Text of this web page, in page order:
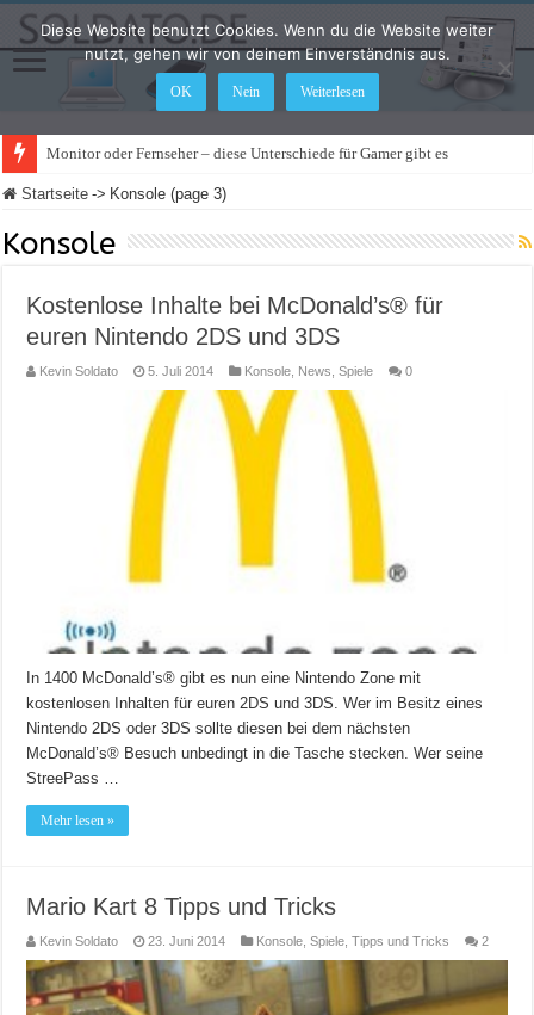
Monitor oder Fernseher – diese Unterschiede für Gamer gibt es
Startseite -> Konsole (page 3)
Konsole
Kostenlose Inhalte bei McDonald’s® für
euren Nintendo 2DS und 3DS
Kevin Soldato 5. Juli 2014 Konsole News ,Spiele 0
In 1400 McDonald’s® gibt es nun eine Nintendo Zone mit
kostenlosen Inhalten für euren 2DS und 3DS. Wer im Besitz eines
Nintendo 2DS oder 3DS sollte diesen bei dem nächsten
McDonald’s® Besuch unbedingt in die Tasche stecken. Wer seine
StreePass …
Mehr lesen »
Mario Kart 8 Tipps und Tricks
Kevin Soldato 23. Juni 2014 Konsole ,Spiele ,Tipps und Tricks 2
Diese Website benutzt Cookies. Wenn du die Website weiter
nutzt, gehen wir von deinem Einverständnis aus.
OK Nein Weiterlesen